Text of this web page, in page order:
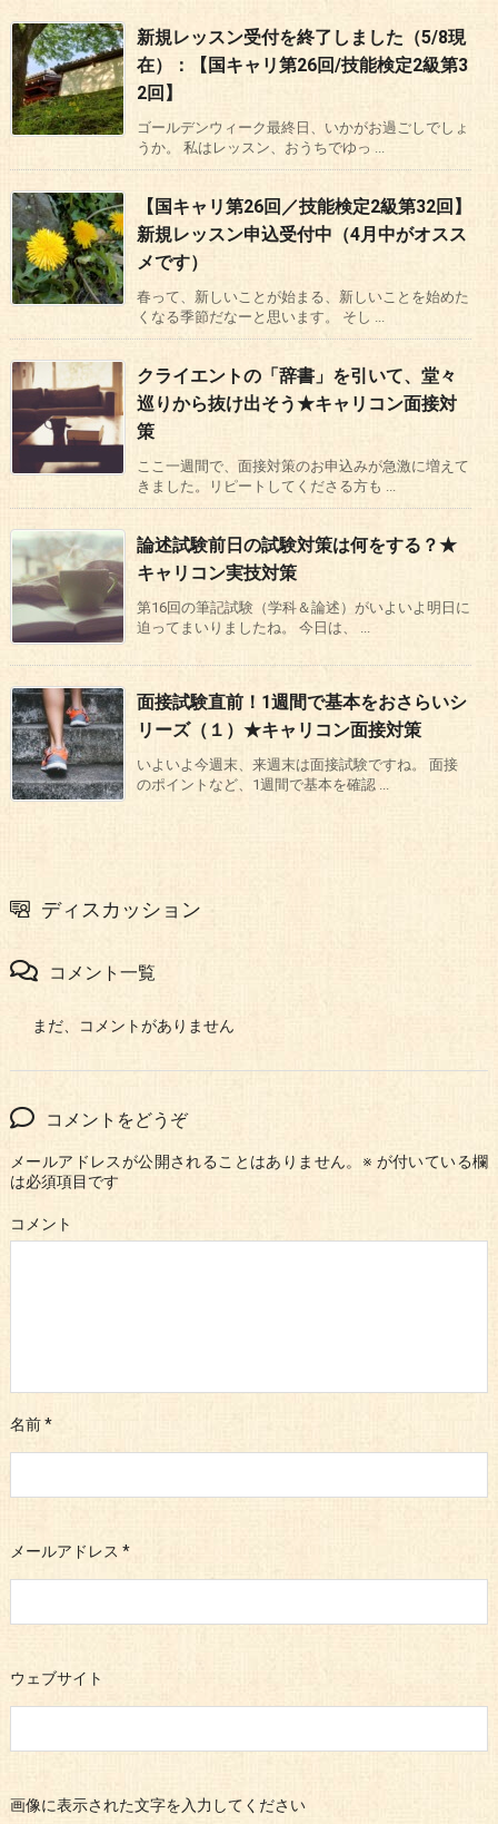
新規レッスン受付を終了しました（5/8現
在）：【国キャリ第26回/技能検定2級第3
2回】
ゴールデンウィーク最終日、いかがお過ごしでしょ
うか。 私はレッスン、おうちでゆっ ...
【国キャリ第26回／技能検定2級第32回】
新規レッスン申込受付中（4月中がオスス
メです）
春って、新しいことが始まる、新しいことを始めた
くなる季節だなーと思います。 そし ...
クライエントの「辞書」を引いて、堂々
巡りから抜け出そう★キャリコン面接対
策
ここ一週間で、面接対策のお申込みが急激に増えて
きました。リピートしてくださる方も ...
論述試験前日の試験対策は何をする？★
キャリコン実技対策
第16回の筆記試験（学科＆論述）がいよいよ明日に
迫ってまいりましたね。 今日は、 ...
面接試験直前！1週間で基本をおさらいシ
リーズ（１）★キャリコン面接対策
いよいよ今週末、来週末は面接試験ですね。 面接
のポイントなど、1週間で基本を確認 ...
ディスカッション
コメント一覧
まだ、コメントがありません
コメントをどうぞ
メールアドレスが公開されることはありません。 ※ が付いている欄
は必須項目です
コメント
名前*
メールアドレス *
ウェブサイト
画像に表示された文字を入力してください